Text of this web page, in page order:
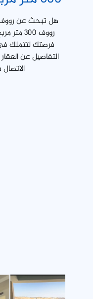
هل تبحث عن
رووف
فرصتك لتتملك
التفاصيل عن